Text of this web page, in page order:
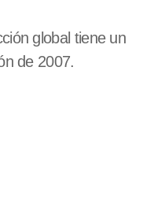
global tiene un
de 2007.